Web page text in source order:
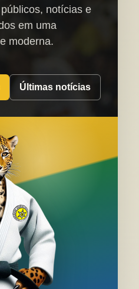
notícias e
em uma
moderna.
Últimas notícias